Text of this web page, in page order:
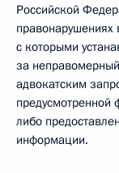
Российской
правонарушениях
с которыми
за
адвокатским
либо
информации.